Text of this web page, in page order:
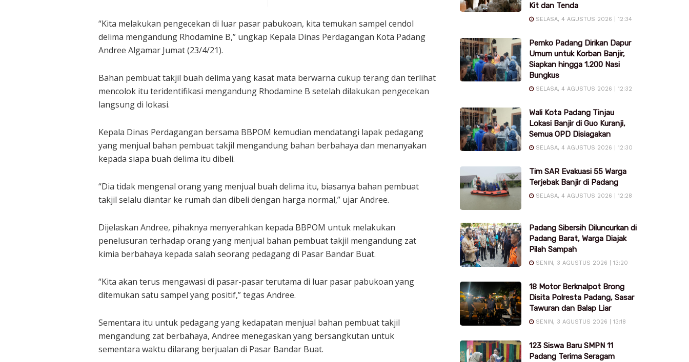
“Kita melakukan pengecekan di luar pasar pabukoan, kita temukan sampel cendol
delima mengandung Rhodamine B,” ungkap Kepala Dinas Perdagangan Kota Padang
Andree Algamar Jumat (23/4/21).
Bahan pembuat takjil buah delima yang kasat mata berwarna cukup terang dan terlihat
mencolok itu teridentifikasi mengandung Rhodamine B setelah dilakukan pengecekan
langsung di lokasi.
Kepala Dinas Perdagangan bersama BBPOM kemudian mendatangi lapak pedagang
yang menjual bahan pembuat takjil mengandung bahan berbahaya dan menanyakan
kepada siapa buah delima itu dibeli.
“Dia tidak mengenal orang yang menjual buah delima itu, biasanya bahan pembuat
takjil selalu diantar ke rumah dan dibeli dengan harga normal,” ujar Andree.
Dijelaskan Andree, pihaknya menyerahkan kepada BBPOM untuk melakukan
penelusuran terhadap orang yang menjual bahan pembuat takjil mengandung zat
kimia berbahaya kepada salah seorang pedagang di Pasar Bandar Buat.
“Kita akan terus mengawasi di pasar-pasar terutama di luar pasar pabukoan yang
ditemukan satu sampel yang positif,” tegas Andree.
Sementara itu untuk pedagang yang kedapatan menjual bahan pembuat takjil
mengandung zat berbahaya, Andree menegaskan yang bersangkutan untuk
sementara waktu dilarang berjualan di Pasar Bandar Buat.
Kit dan Tenda
SELASA, 4 AGUSTUS 2026 | 12:34
Pemko Padang Dirikan Dapur
Umum untuk Korban Banjir,
Siapkan hingga 1.200 Nasi
Bungkus
SELASA, 4 AGUSTUS 2026 | 12:32
Wali Kota Padang Tinjau
Lokasi Banjir di Guo Kuranji,
Semua OPD Disiagakan
SELASA, 4 AGUSTUS 2026 | 12:30
Tim SAR Evakuasi 55 Warga
Terjebak Banjir di Padang
SELASA, 4 AGUSTUS 2026 | 12:28
Padang Sibersih Diluncurkan di
Padang Barat, Warga Diajak
Pilah Sampah
SENIN, 3 AGUSTUS 2026 | 13:20
18 Motor Berknalpot Brong
Disita Polresta Padang, Sasar
Tawuran dan Balap Liar
SENIN, 3 AGUSTUS 2026 | 13:18
123 Siswa Baru SMPN 11
Padang Terima Seragam